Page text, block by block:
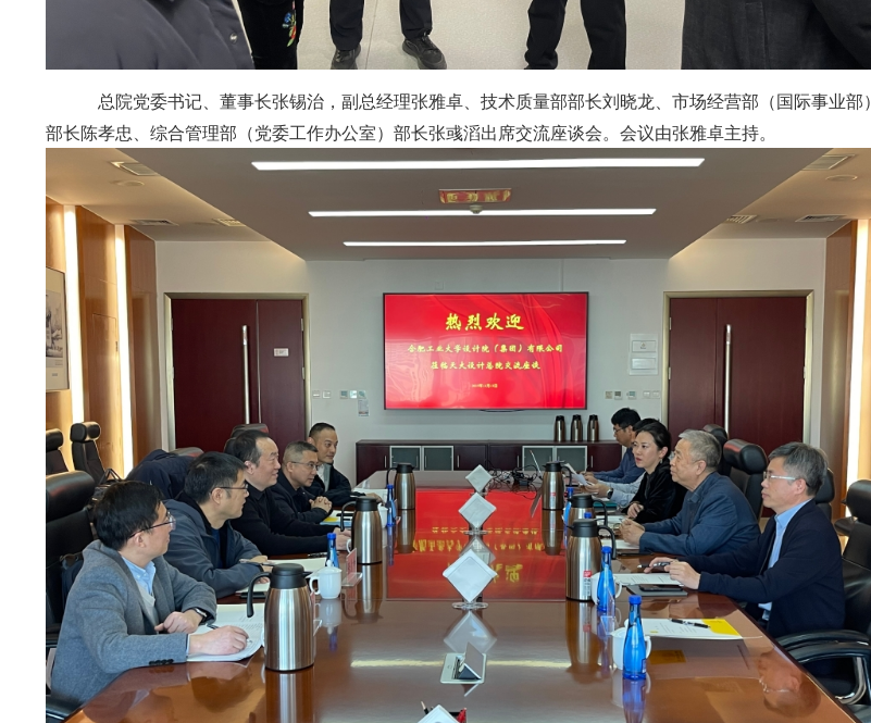
总院党委书记、董事长张锡治，副总经理张雅卓、技术质量部部长刘晓龙、市场经营部（国际事业部）
部长陈孝忠、综合管理部（党委工作办公室）部长张彧滔出席交流座谈会。会议由张雅卓主持。